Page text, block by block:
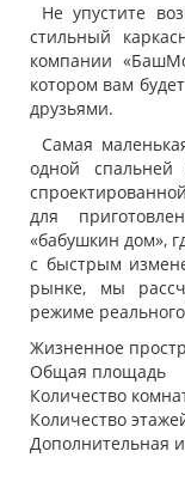
Не упустите
стильный
компании
котором вам
друзьями.
Самая
одной
для
«бабушкин дом»,
с быстрым
рынке, мы
режиме
Жизненное
Общая площадь
Количество
Количество
Дополнительная